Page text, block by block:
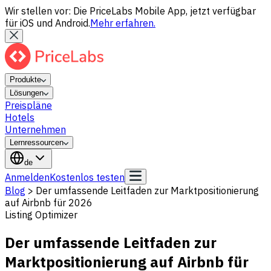
Wir stellen vor: Die PriceLabs Mobile App, jetzt verfügbar
für iOS und Android.Mehr erfahren.
Produkte
Lösungen
Preispläne
Hotels
Unternehmen
Lernressourcen
de
AnmeldenKostenlos testen
Blog > Der umfassende Leitfaden zur Marktpositionierung
auf Airbnb für 2026
Listing Optimizer
Der umfassende Leitfaden zur
Marktpositionierung auf Airbnb für